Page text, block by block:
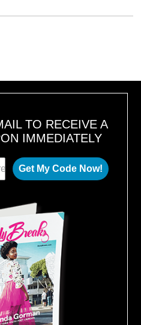
TO RECEIVE A
IMMEDIATELY
Get My Code Now!